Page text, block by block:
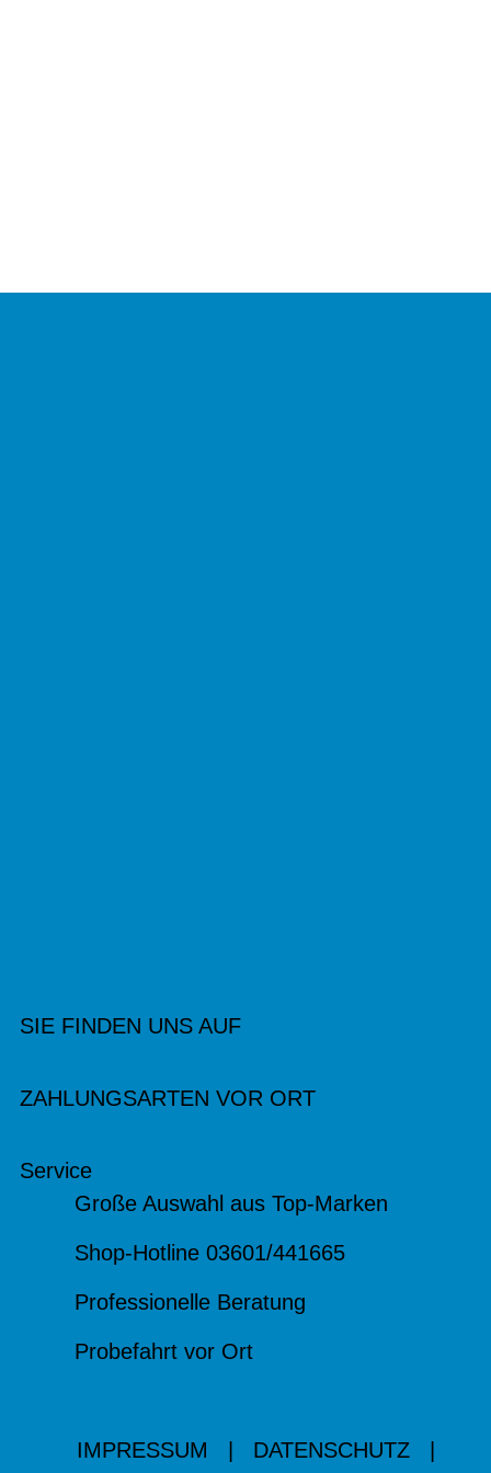
SIE FINDEN UNS AUF
ZAHLUNGSARTEN VOR ORT
Service
Große Auswahl aus Top-Marken
Shop-Hotline 03601/441665
Professionelle Beratung
Probefahrt vor Ort
IMPRESSUM DATENSCHUTZ